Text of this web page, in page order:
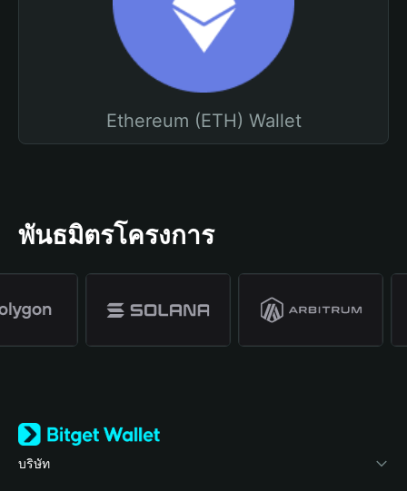
Ethereum (ETH) Wallet
พันธมิตรโครงการ
บริษัท